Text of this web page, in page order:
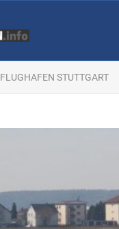
FLUGHAFEN STUTTGART